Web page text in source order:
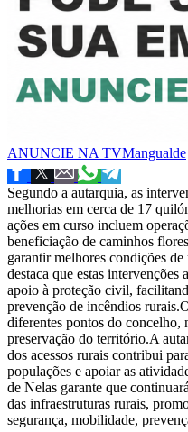
ANUNCIE NA TVMangualde
Segundo a autarquia, as
melhorias em cerca de 17
ações em curso incluem
beneficiação de caminhos
garantir melhores condições
destaca que estas
apoio à proteção civil,
prevenção de incêndios
diferentes pontos do concelho,
preservação do território.A
dos acessos rurais contribui
populações e apoiar as
de Nelas garante que
das infraestruturas rurais,
segurança, mobilidade,